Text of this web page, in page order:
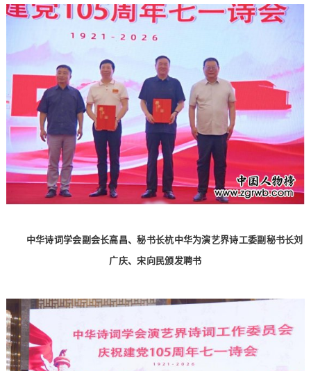
中华诗词学会副会长高昌、秘书长杭中华为演艺界诗工委副秘书长刘
广庆、宋向民颁发聘书